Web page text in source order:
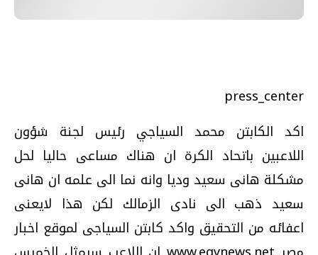
press_center
اكد الكابتن محمد السياجي رئيس لجنة شؤون
اللاعبين باتحاد الكرة ان هناك مساعى حاليا لحل
مشكلة هانى سعيد وديا وانه نما الى علمه ان هانى
سعيد ذهب الى نادى الزمالك لكن هذا لايعنى
اعفائه من التحقيق واكد كابتن السياجى لموقع اخبار